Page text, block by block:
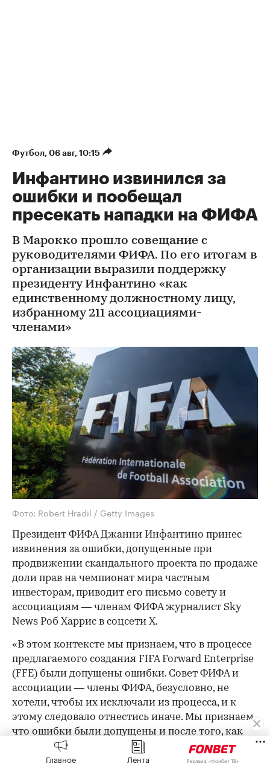
Футбол⁠, 06 авг, 10:15
Инфантино извинился за
ошибки и пообещал
пресекать нападки на ФИФА
В Марокко прошло совещание с
руководителями ФИФА. По его итогам в
организации выразили поддержку
президенту Инфантино «как
единственному должностному лицу,
избранному 211 ассоциациями-
членами»
Фото: Robert Hradil / Getty Images
Президент ФИФА Джанни Инфантино принес
извинения за ошибки, допущенные при
продвижении скандального проекта по продаже
доли прав на чемпионат мира частным
инвесторам, приводит его письмо совету и
ассоциациям — членам ФИФА журналист Sky
News Роб Харрис в соцсети Х.
«В этом контексте мы признаем, что в процессе
предлагаемого создания FIFA Forward Enterprise
(FFE) были допущены ошибки. Совет ФИФА и
ассоциации — члены ФИФА, безусловно, не
хотели, чтобы их исключали из процесса, и к
этому следовало отнестись иначе. Мы признаем,
что ошибки были допущены и после того, как
предложение просочилось в СМИ. Мы искренне
приносим извинения за эти ошибки и
Главное Лента Реклама, «Фонбет ТВ»